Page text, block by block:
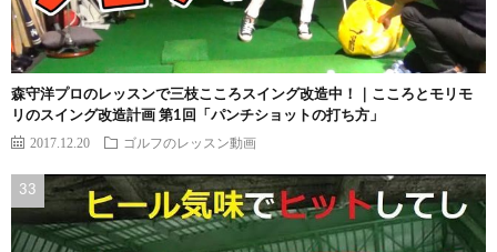
森守洋プロのレッスンで三枝こころスイング改造中！｜こころとモリモ
リのスイング改造計画 第1回「パンチショットの打ち方」
2017.12.20 ゴルフのレッスン動画